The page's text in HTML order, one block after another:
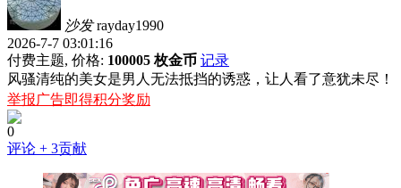
沙发 rayday1990
2026-7-7 03:01:16
付费主题, 价格: 100005 枚金币 记录
风骚清纯的美女是男人无法抵挡的诱惑，让人看了意犹未尽！
举报广告即得积分奖励
0
评论 + 3贡献